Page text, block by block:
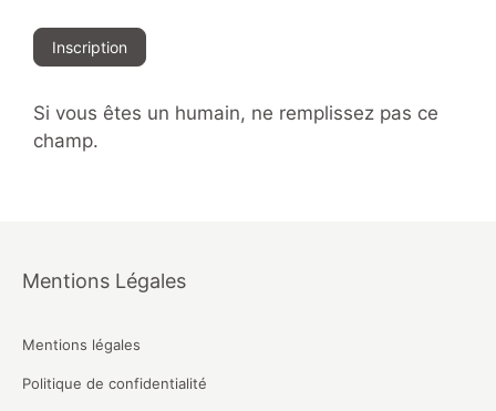
Inscription
Si vous êtes un humain, ne remplissez pas ce
champ.
Mentions Légales
Mentions légales
Politique de confidentialité